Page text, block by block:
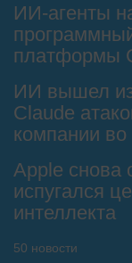
ИИ-агенты
платформы
ИИ вышел
Claude
компании во
Apple снова
испугался
интеллекта
50 новости